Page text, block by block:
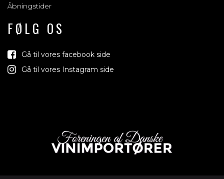
Åbningstider
FØLG OS
Gå til vores facebook side
Gå til vores Instagram side